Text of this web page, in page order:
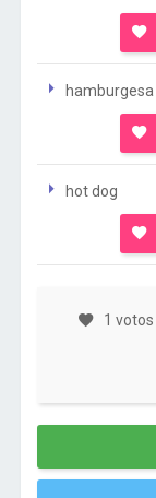
hamburgesa
hot dog
1 votos